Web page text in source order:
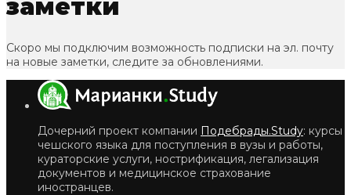
заметки
Скоро мы подключим возможность подписки на эл. почту
на новые заметки, следите за обновлениями.
Дочерний проект компании Подебрады.Study: курсы
чешского языка для поступления в вузы и работы,
кураторские услуги, нострификация, легализация
документов и медицинское страхование
иностранцев.